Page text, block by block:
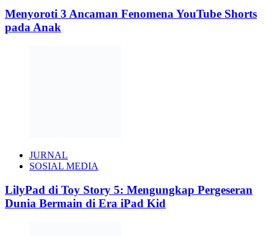
Menyoroti 3 Ancaman Fenomena YouTube Shorts
pada Anak
JURNAL
SOSIAL MEDIA
LilyPad di Toy Story 5: Mengungkap Pergeseran
Dunia Bermain di Era iPad Kid